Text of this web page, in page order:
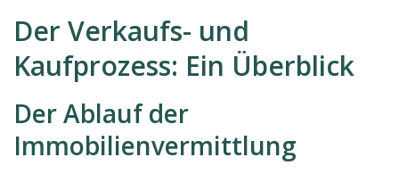
Der Verkaufs- und
Kaufprozess: Ein Überblick
Der Ablauf der
Immobilienvermittlung